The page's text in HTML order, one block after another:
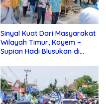
Sinyal Kuat Dari Masyarakat
Wilayah Timur, Koyem –
Supian Hadi Blusukan di